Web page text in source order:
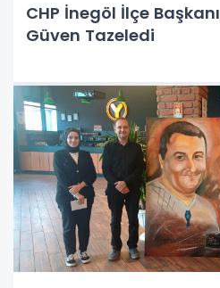
CHP İnegöl İlçe
Güven Tazeledi